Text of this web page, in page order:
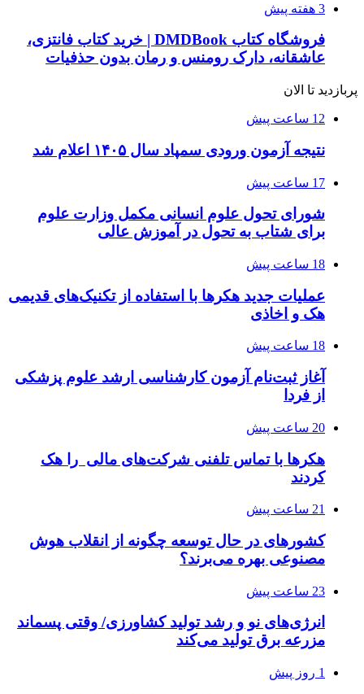
3 هفته پیش
فروشگاه کتاب DMDBook | خرید کتاب فانتزی،
عاشقانه، دارک رومنس و رمان بدون حذفیات
پربازدید تا الان
12 ساعت پیش
نتیجه آزمون ورودی سمپاد سال ۱۴۰۵ اعلام شد
17 ساعت پیش
شورای تحول علوم انسانی مکمل وزارت علوم
برای شتاب به تحول در آموزش عالی
18 ساعت پیش
عملیات جدید هکرها با استفاده از تکنیک‌های قدیمی
هک و اخاذی
18 ساعت پیش
آغاز ثبت‌نام‌ آزمون کارشناسی ارشد علوم پزشکی
از فردا
20 ساعت پیش
هکرها با تماس تلفنی شرکت‌های مالی را هک
کردند
21 ساعت پیش
کشورهای در حال توسعه چگونه از انقلاب هوش
مصنوعی بهره می‌برند؟
23 ساعت پیش
انرژی‌های نو و رشد تولید کشاورزی/ وقتی پسماند
مزرعه‌ برق تولید می‌کند
1 روز پیش